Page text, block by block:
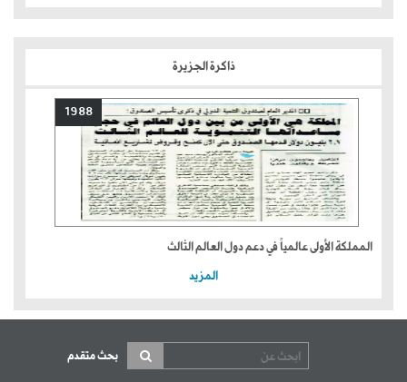
ذاكرة الجزيرة
1988
المملكة الأولى عالمياً في دعم دول العالم الثالث
المزيد
بحث متقدم